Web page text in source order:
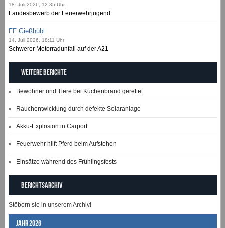
18. Juli 2026, 12:35 Uhr
Landesbewerb der Feuerwehrjugend
FF Gießhübl
14. Juli 2026, 18:11 Uhr
Schwerer Motorradunfall auf der A21
Weitere Berichte
Bewohner und Tiere bei Küchenbrand gerettet
Rauchentwicklung durch defekte Solaranlage
Akku-Explosion in Carport
Feuerwehr hilft Pferd beim Aufstehen
Einsätze während des Frühlingsfests
Berichtsarchiv
Stöbern sie in unserem Archiv!
Jahr 2026